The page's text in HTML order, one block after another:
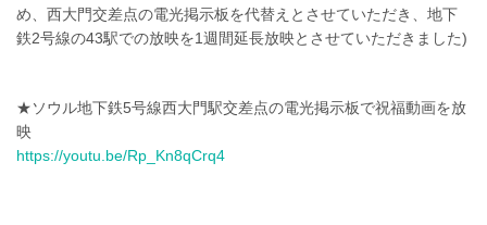
め、西大門交差点の電光掲示板を代替えとさせていただき、地下
鉄2号線の43駅での放映を1週間延長放映とさせていただきました)
★ソウル地下鉄5号線西大門駅交差点の電光掲示板で祝福動画を放
映
https://youtu.be/Rp_Kn8qCrq4